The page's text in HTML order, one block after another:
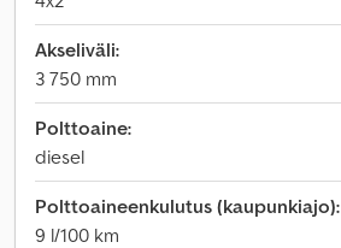
Akseliväli:
3 750 mm
Polttoaine:
diesel
Polttoaineenkulutus (kaupunkiajo):
9 l/100 km